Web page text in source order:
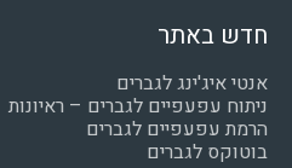
חדש באתר
אנטי איג'ינג לגברים
ניתוח עפעפיים לגברים – ראיונות
הרמת עפעפיים לגברים
בוטוקס לגברים